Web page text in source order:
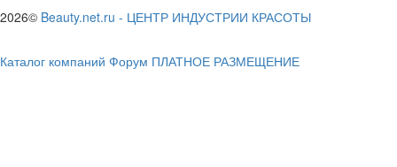
2026© Beauty.net.ru - ЦЕНТР ИНДУСТРИИ КРАСОТЫ
Каталог компаний Форум ПЛАТНОЕ РАЗМЕЩЕНИЕ